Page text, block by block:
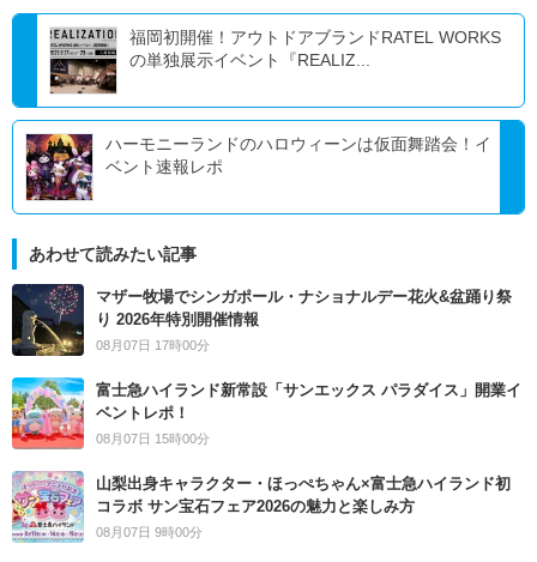
福岡初開催！アウトドアブランドRATEL WORKS
の単独展示イベント『REALIZ...
ハーモニーランドのハロウィーンは仮面舞踏会！イ
ベント速報レポ
あわせて読みたい記事
マザー牧場でシンガポール・ナショナルデー花火&盆踊り祭
り 2026年特別開催情報
08月07日 17時00分
富士急ハイランド新常設「サンエックス パラダイス」開業イ
ベントレポ！
08月07日 15時00分
山梨出身キャラクター・ほっぺちゃん×富士急ハイランド初
コラボ サン宝石フェア2026の魅力と楽しみ方
08月07日 9時00分